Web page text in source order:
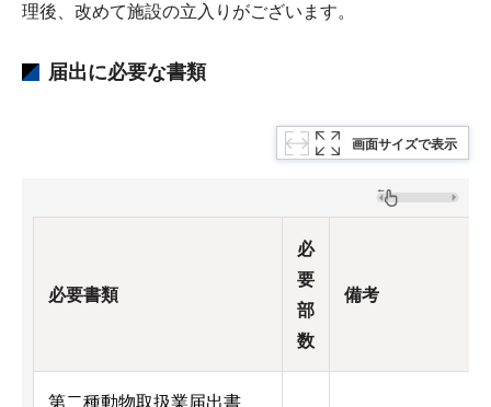
理後、改めて施設の立入りがございます。
届出に必要な書類
画面サイズで表示
必要書類
必
要
部
数
備考
第二種動物取扱業届出書